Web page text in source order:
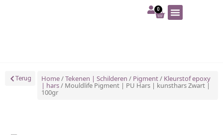
0
Terug Home/Tekenen | Schilderen / Pigment/ Kleurstof epoxy
| hars/ Mouldlife Pigment | PU Hars | kunsthars Zwart |
100gr